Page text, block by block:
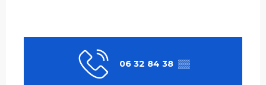
06 32 84 38 ▒▒